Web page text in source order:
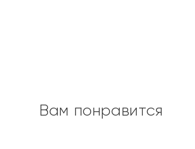
Вам понравится